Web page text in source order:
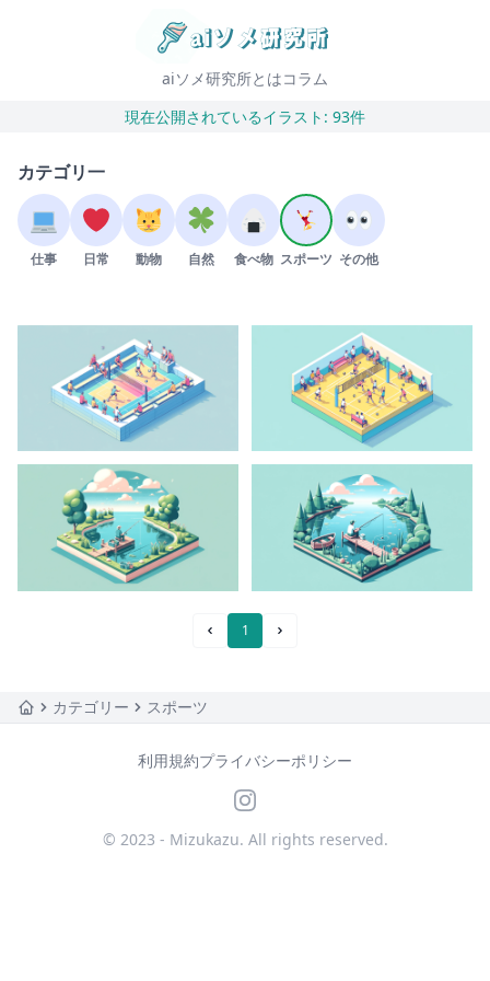
aiソメ研究所とはコラム
現在公開されているイラスト: 93件
カテゴリ一
仕事 日常 動物 自然 食べ物 スポーツ その他
Prev Page
1 Next Page
Homeカテゴリー スポーツ
利用規約プライバシーポリシー
© 2023 - Mizukazu. All rights reserved.